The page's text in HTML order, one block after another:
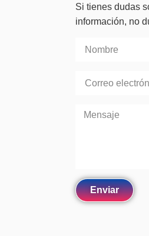
Si tienes dudas
información, no
Enviar